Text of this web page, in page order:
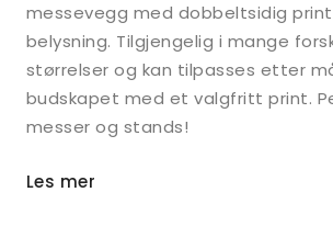
messevegg med dobbeltsidig print
belysning. Tilgjengelig i mange
størrelser og kan tilpasses etter
budskapet med et valgfritt print.
messer og stands!
Les mer